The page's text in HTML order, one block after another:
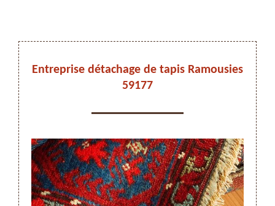
Entreprise détachage de tapis Ramousies
59177